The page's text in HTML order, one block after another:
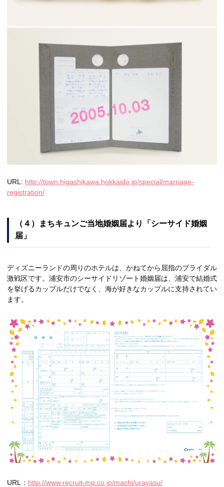
URL: http://town.higashikawa.hokkaido.jp/special/marriage-
registration/
（４）まちキュンご当地婚姻届より「シーサイド婚姻
届」
ディズニーランドの周りのホテルは、かねてから屈指のブライダル
激戦区です。浦安市のシーサイドリゾート婚姻届は、浦安で結婚式
を挙げるカップルだけでなく、海が好きなカップルに支持されてい
ます。
URL： http://www.recruit-mp.co.jp/machi/urayasu/